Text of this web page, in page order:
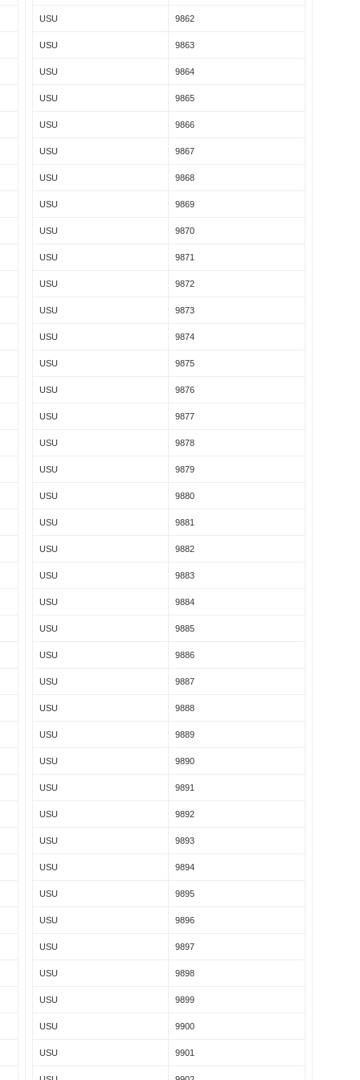
USU 9862
USU 9863
USU 9864
USU 9865
USU 9866
USU 9867
USU 9868
USU 9869
USU 9870
USU 9871
USU 9872
USU 9873
USU 9874
USU 9875
USU 9876
USU 9877
USU 9878
USU 9879
USU 9880
USU 9881
USU 9882
USU 9883
USU 9884
USU 9885
USU 9886
USU 9887
USU 9888
USU 9889
USU 9890
USU 9891
USU 9892
USU 9893
USU 9894
USU 9895
USU 9896
USU 9897
USU 9898
USU 9899
USU 9900
USU 9901